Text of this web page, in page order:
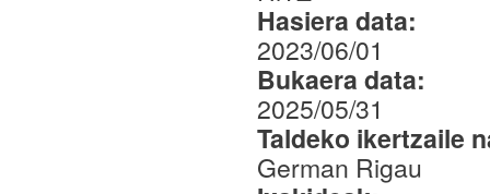
Hasiera data:
2023/06/01
Bukaera data:
2025/05/31
Taldeko ikertzaile
German Rigau